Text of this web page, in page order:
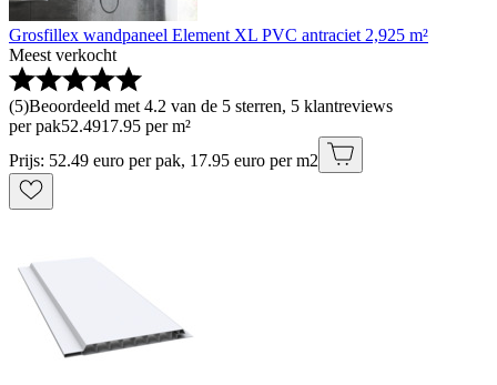
Grosfillex wandpaneel Element XL PVC antraciet 2,925 m²
Meest verkocht
(5)Beoordeeld met 4.2 van de 5 sterren, 5 klantreviews
per pak52.4917.95 per m²
Prijs: 52.49 euro per pak, 17.95 euro per m2